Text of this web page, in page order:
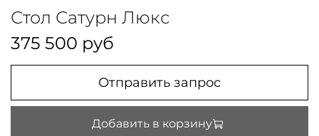
Стол Сатурн Люкс
375 500 руб
Отправить запрос
Добавить в корзину